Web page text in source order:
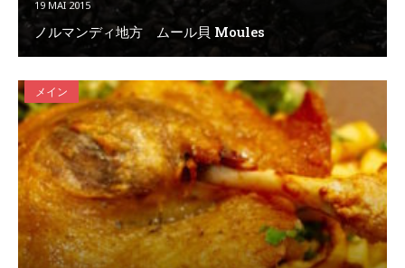
19 MAI 2015
ノルマンディ地方 ムール貝 Moules
メイン